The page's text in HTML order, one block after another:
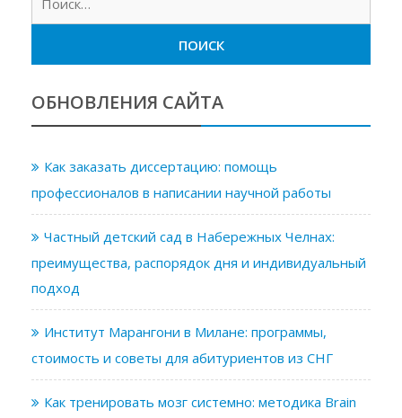
ОБНОВЛЕНИЯ САЙТА
Как заказать диссертацию: помощь
профессионалов в написании научной работы
Частный детский сад в Набережных Челнах:
преимущества, распорядок дня и индивидуальный
подход
Институт Марангони в Милане: программы,
стоимость и советы для абитуриентов из СНГ
Как тренировать мозг системно: методика Brain